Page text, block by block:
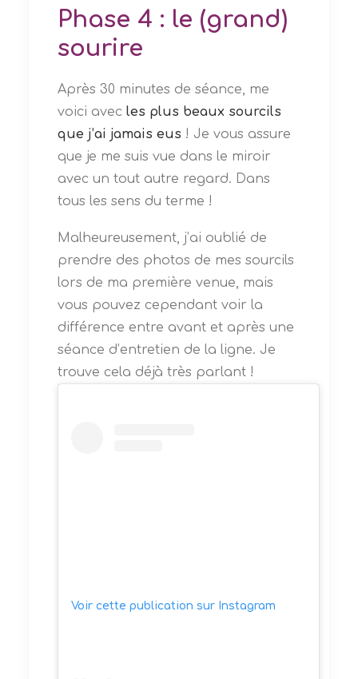
Phase 4 : le (grand)
sourire
Après 30 minutes de séance, me
voici avec les plus beaux sourcils
que j’ai jamais eus ! Je vous assure
que je me suis vue dans le miroir
avec un tout autre regard. Dans
tous les sens du terme !
Malheureusement, j’ai oublié de
prendre des photos de mes sourcils
lors de ma première venue, mais
vous pouvez cependant voir la
différence entre avant et après une
séance d’entretien de la ligne. Je
trouve cela déjà très parlant !
Voir cette publication sur Instagram